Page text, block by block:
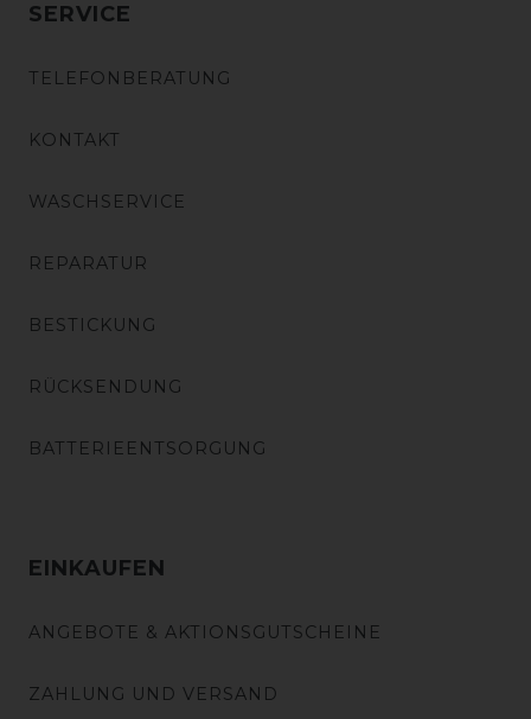
SERVICE
TELEFONBERATUNG
KONTAKT
WASCHSERVICE
REPARATUR
BESTICKUNG
RÜCKSENDUNG
BATTERIEENTSORGUNG
EINKAUFEN
ANGEBOTE & AKTIONSGUTSCHEINE
ZAHLUNG UND VERSAND